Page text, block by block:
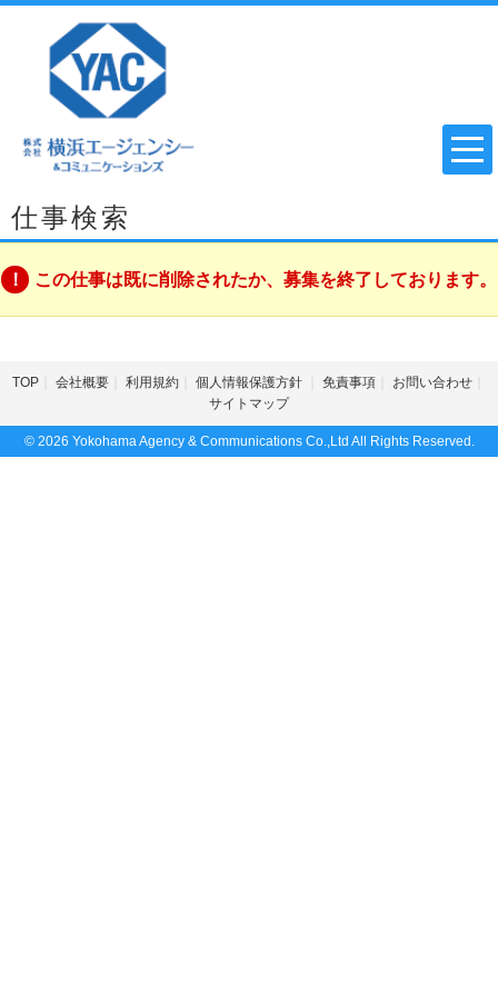
仕事検索
この仕事は既に削除されたか、募集を終了しております。
TOP 会社概要 利用規約 個人情報保護方針 免責事項
お問い合わせ
サイトマップ
© 2026 Yokohama Agency & Communications Co.,Ltd All Rights Reserved.